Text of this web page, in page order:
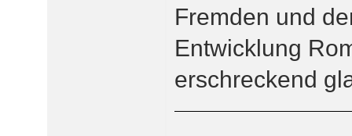
Fremden und
Entwicklung
erschreckend